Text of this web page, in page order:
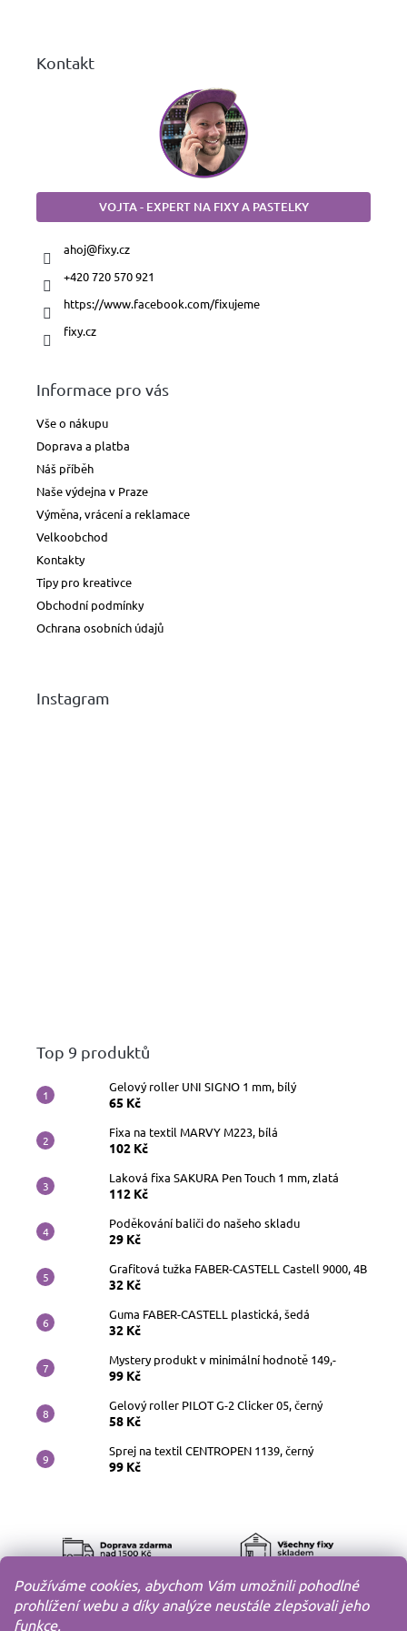
Používáme cookies, abychom Vám umožnili pohodlné
prohlížení webu a díky analýze neustále zlepšovali jeho
funkce.
Kontakt
VOJTA - EXPERT NA FIXY A PASTELKY
ahoj@fixy.cz
+420 720 570 921
https://www.facebook.com/fixujeme
fixy.cz
Informace pro vás
Vše o nákupu
Doprava a platba
Náš příběh
Naše výdejna v Praze
Výměna, vrácení a reklamace
Velkoobchod
Kontakty
Tipy pro kreativce
Obchodní podmínky
Ochrana osobních údajů
Instagram
Top 9 produktů
Gelový roller UNI SIGNO 1 mm, bílý
65 Kč
Fixa na textil MARVY M223, bílá
102 Kč
Laková fixa SAKURA Pen Touch 1 mm, zlatá
112 Kč
Poděkování baliči do našeho skladu
29 Kč
Grafitová tužka FABER-CASTELL Castell 9000, 4B
32 Kč
Guma FABER-CASTELL plastická, šedá
32 Kč
Mystery produkt v minimální hodnotě 149,-
99 Kč
Gelový roller PILOT G-2 Clicker 05, černý
58 Kč
Sprej na textil CENTROPEN 1139, černý
99 Kč